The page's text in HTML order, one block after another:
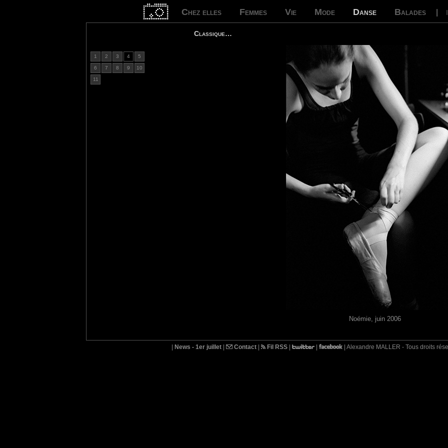
Chez elles Femmes Vie Mode Danse Balades
Classique…
1 2 3 4 5
6 7 8 9 10
11
Noémie, juin 2006
News - 1er juillet| Contact| Fil RSS| | | Alexandre MALLER - Tous droits